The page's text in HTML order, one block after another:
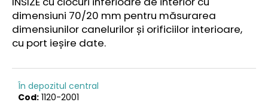
dimensiuni 70/20 mm pentru măsurarea
dimensiunilor canelurilor și orificiilor interioare,
cu port ieșire date.
În depozitul central
Cod: 1120-2001
ă
m